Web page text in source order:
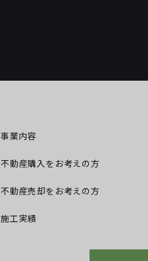
事業内容
不動産購入をお考えの方
不動産売却をお考えの方
施工実績